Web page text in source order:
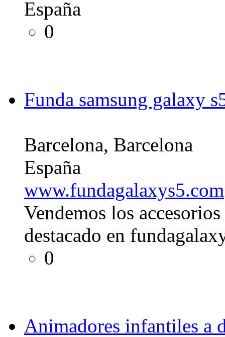
España
0
Funda samsung galaxy
Barcelona, Barcelona
España
www.fundagalaxys5.com
Vendemos los
destacado en
0
Animadores infantiles a